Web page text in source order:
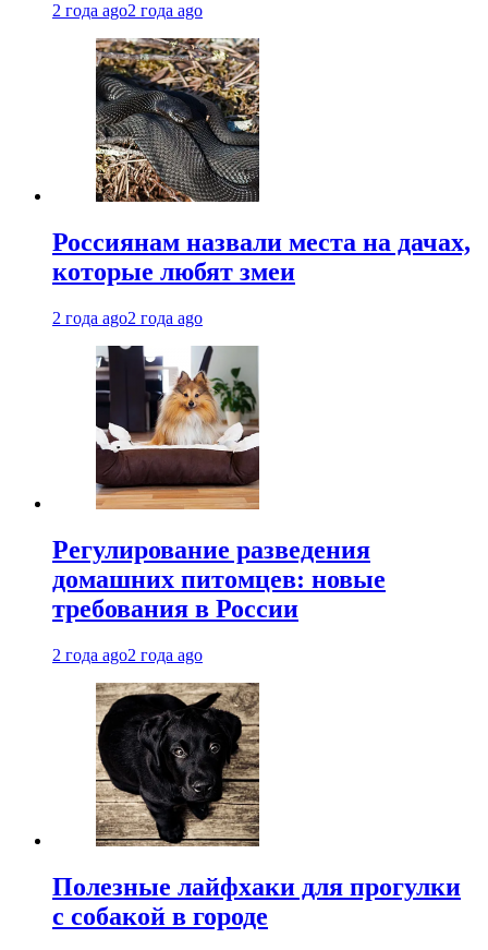
2 года ago2 года ago
Россиянам назвали места на дачах,
которые любят змеи
2 года ago2 года ago
Регулирование разведения
домашних питомцев: новые
требования в России
2 года ago2 года ago
Полезные лайфхаки для прогулки
с собакой в городе